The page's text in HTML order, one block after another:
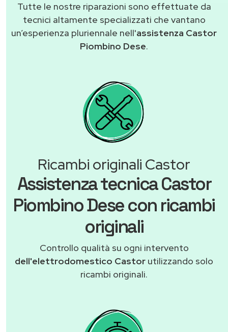
Tutte le nostre riparazioni sono effettuate da
tecnici altamente specializzati che vantano
un’esperienza pluriennale nell'assistenza Castor
Piombino Dese.
Ricambi originali Castor
Assistenza tecnica Castor
Piombino Dese con ricambi
originali
Controllo qualità su ogni intervento
dell'elettrodomestico Castor utilizzando solo
ricambi originali.